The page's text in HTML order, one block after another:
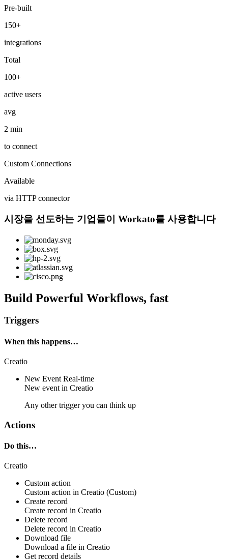
Pre-built
150+
integrations
Total
100+
active users
avg
2 min
to connect
Custom Connections
Available
via HTTP connector
시장을 선도하는 기업들이 Workato를 사용합니다
Build Powerful Workflows, fast
Triggers
When this happens…
Creatio
New Event Real-time
New event in Creatio
Any other trigger you can think up
Actions
Do this…
Creatio
Custom action
Custom action in Creatio (Custom)
Create record
Create record in Creatio
Delete record
Delete record in Creatio
Download file
Download a file in Creatio
Get record details